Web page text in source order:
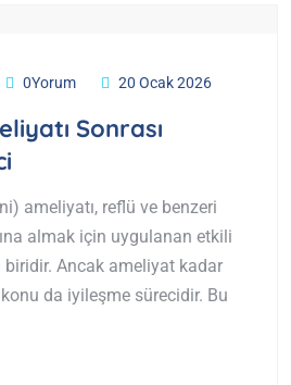
0Yorum 20 Ocak 2026
Sonrası
ameliyatı, reflü ve benzeri
almak için uygulanan etkili
Ancak ameliyat kadar
da iyileşme sürecidir. Bu